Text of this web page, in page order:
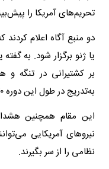
تحریم‌های آمریکا را
دو منبع آگاه اعلام
یا ژنو برگزار شود. به
بر کشتیرانی در تنگه و
به‌تدریج در طول این دوره ۳۰ روزه برداشته خواهد شد.
این مقام همچنین
نیروهای آمریکایی
نظامی را از سر بگیرند.